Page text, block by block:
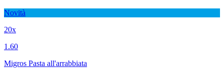
Novità
20x
1.60
Migros Pasta all'arrabbiata